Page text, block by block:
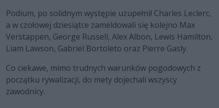
Podium, po solidnym występie uzupełnił Charles Leclerc,
a w czołowej dziesiątce zameldowali się kolejno Max
Verstappen, George Russell, Alex Albon, Lewis Hamilton,
Liam Lawson, Gabriel Bortoleto oraz Pierre Gasly.
Co ciekawe, mimo trudnych warunków pogodowych z
początku rywalizacji, do mety dojechali wszyscy
zawodnicy.